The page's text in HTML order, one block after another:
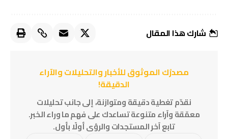
شارك هذا المقال
مصدرُك الموثوق للأخبار والتحليلات والآراء
الدقيقة!
نقدّم تغطية دقيقة ومتوازنة، إلى جانب تحليلات
معمّقة وآراء متنوعة تساعدك على فهم ما وراء الخبر.
تابع آخر المستجدات والرؤى أولًا بأول.